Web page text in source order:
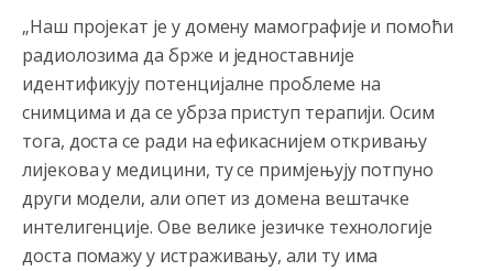
„Наш пројекат је у домену мамографије и помоћи
радиолозима да брже и једноставније
идентификују потенцијалне проблеме на
снимцима и да се убрза приступ терапији. Осим
тога, доста се ради на ефикаснијем откривању
лијекова у медицини, ту се примјењују потпуно
други модели, али опет из домена вештачке
интелигенције. Ове велике језичке технологије
доста помажу у истраживању, али ту има
Анонимно2798926 јуче 11:17
Neka ste Vi građanin da nas produhovite!
Анонимно2798926 јуче 11:20
Najbolje da se preselite u Kanton a
Ako tamo već ne živite. Topla preporuka paljanskog